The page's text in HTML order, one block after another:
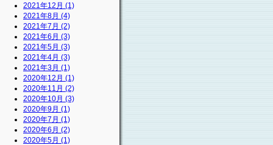
2021年12月 (1)
2021年8月 (4)
2021年7月 (2)
2021年6月 (3)
2021年5月 (3)
2021年4月 (3)
2021年3月 (1)
2020年12月 (1)
2020年11月 (2)
2020年10月 (3)
2020年9月 (1)
2020年7月 (1)
2020年6月 (2)
2020年5月 (1)